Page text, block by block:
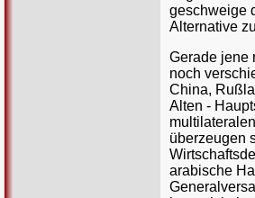
geschweige
Alternative
Gerade jene
noch
China,
Alten -
überzeugen
arabische